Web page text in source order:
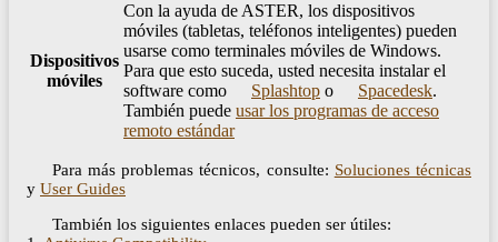
Dispositivos
móviles
Con la ayuda de ASTER, los dispositivos
móviles (tabletas, teléfonos inteligentes) pueden
usarse como terminales móviles de Windows.
Para que esto suceda, usted necesita instalar el
software como
Splashtop o Spacedesk.
También puede usar los programas de acceso
remoto estándar
Para más problemas técnicos, consulte: Soluciones técnicas
y User Guides
También los siguientes enlaces pueden ser útiles: